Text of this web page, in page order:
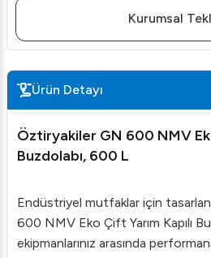
Kurumsal
Ürün Detayı
Öztiryakiler GN 600 NMV
Buzdolabı, 600 L
Endüstriyel mutfaklar için
600 NMV Eko Çift Yarım Kapılı
ekipmanlarınız arasında